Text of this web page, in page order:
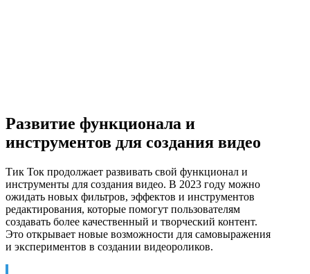
Развитие функционала и
инструментов для создания видео
Тик Ток продолжает развивать свой функционал и
инструменты для создания видео. В 2023 году можно
ожидать новых фильтров, эффектов и инструментов
редактирования, которые помогут пользователям
создавать более качественный и творческий контент.
Это открывает новые возможности для самовыражения
и экспериментов в создании видеороликов.